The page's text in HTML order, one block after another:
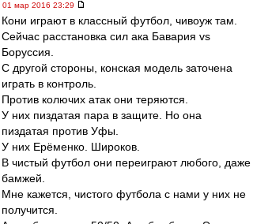
01 мар 2016 23:29
Кони играют в классный футбол, чивоуж там.
Сейчас расстановка сил ака Бавария vs
Боруссия.
С другой стороны, конская модель заточена
играть в контроль.
Против колючих атак они теряются.
У них пиздатая пара в защите. Но она
пиздатая против Уфы.
У них Ерёменко. Широков.
В чистый футбол они переиграют любого, даже
бамжей.
Мне кажется, чистого футбола с нами у них не
получится.